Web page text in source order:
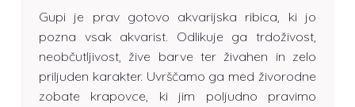
Gupi je prav gotovo akvarijska ribica, ki jo
pozna vsak akvarist. Odlikuje ga trdoživost,
neobčutljivost, žive barve ter živahen in zelo
priljuden karakter. Uvrščamo ga med živorodne
zobate krapovce, ki jim poljudno pravimo